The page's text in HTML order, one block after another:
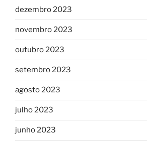
dezembro 2023
novembro 2023
outubro 2023
setembro 2023
agosto 2023
julho 2023
junho 2023